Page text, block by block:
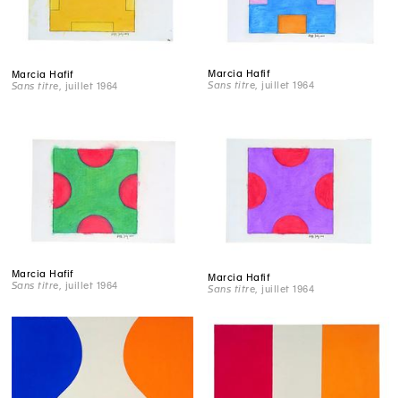
Marcia Hafif
Sans titre , juillet 1964
Marcia Hafif
Sans titre , juillet 1964
Marcia Hafif
Sans titre , juillet 1964
Marcia Hafif
Sans titre , juillet 1964